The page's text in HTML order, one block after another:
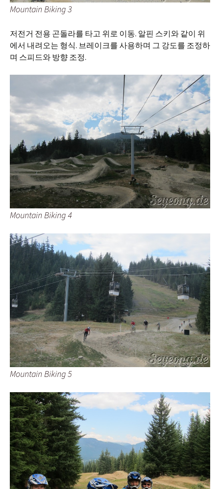
Mountain Biking 3
저전거 전용 곤돌라를 타고 위로 이동. 알핀 스키와 같이 위
에서 내려오는 형식. 브레이크를 사용하며 그 강도를 조정하
며 스피드와 방향 조정.
Mountain Biking 4
Mountain Biking 5